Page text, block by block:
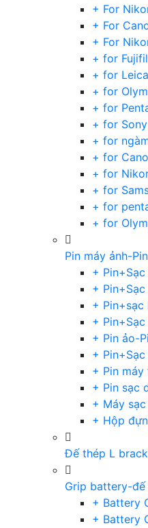
+ For
+ For
+ For
+ for
+ for
+ for
+ for
+ for
+ for
+ for
+ for
+ for
+ for
+ for
Pin máy ảnh-
+
+
+ Pin+sạc
+ Pin+Sạc
+ Pin ảo-
+
+ Pin máy
+ Pin sạc
+ Máy
+ Hộp
Đế thép L
Grip battery-đế
+ Battery
+ Battery